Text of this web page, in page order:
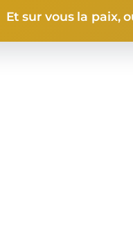
Et sur vous la paix,